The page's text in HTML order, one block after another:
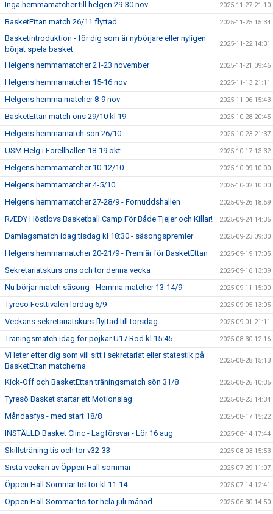
Inga hemmamatcher till helgen 29-30 nov 2025-11-27 21:10
BasketEttan match 26/11 flyttad 2025-11-25 15:34
Basketintroduktion - för dig som är nybörjare eller nyligen
börjat spela basket
2025-11-22 14:31
Helgens hemmamatcher 21-23 november 2025-11-21 09:46
Helgens hemmamatcher 15-16 nov 2025-11-13 21:11
Helgens hemma matcher 8-9 nov 2025-11-06 15:43
BasketEttan match ons 29/10 kl 19 2025-10-28 20:45
Helgens hemmamatch sön 26/10 2025-10-23 21:37
USM Helg i Forellhallen 18-19 okt 2025-10-17 13:32
Helgens hemmamatcher 10-12/10 2025-10-09 10:00
Helgens hemmamatcher 4-5/10 2025-10-02 10:00
Helgens hemmamatcher 27-28/9 - Fornuddshallen 2025-09-26 18:59
RÆDY Höstlovs Basketball Camp För Både Tjejer och Killar! 2025-09-24 14:35
Damlagsmatch idag tisdag kl 18:30 - säsongspremier 2025-09-23 09:30
Helgens hemmamatcher 20-21/9 - Premiär för BasketEttan 2025-09-19 17:05
Sekretariatskurs ons och tor denna vecka 2025-09-16 13:39
Nu börjar match säsong - Hemma matcher 13-14/9 2025-09-11 15:00
Tyresö Festtivalen lördag 6/9 2025-09-05 13:05
Veckans sekretariatskurs flyttad till torsdag 2025-09-01 21:11
Träningsmatch idag för pojkar U17 Röd kl 15:45 2025-08-30 12:16
Vi leter efter dig som vill sitt i sekretariat eller statestik på
BasketEttan matcherna
2025-08-28 15:13
Kick-Off och BasketEttan träningsmatch sön 31/8 2025-08-26 10:35
Tyresö Basket startar ett Motionslag 2025-08-23 14:34
Måndasfys - med start 18/8 2025-08-17 15:22
INSTÄLLD Basket Clinc - Lagförsvar - Lör 16 aug 2025-08-14 17:44
Skillsträning tis och tor v32-33 2025-08-03 15:53
Sista veckan av Öppen Hall sommar 2025-07-29 11:07
Öppen Hall Sommar tis-tor kl 11-14 2025-07-14 12:41
Öppen Hall Sommar tis-tor hela juli månad 2025-06-30 14:50